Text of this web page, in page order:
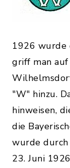
1926 wurde
griff man
"W" hinzu.
hinweisen,
die
wurde
23. Juni